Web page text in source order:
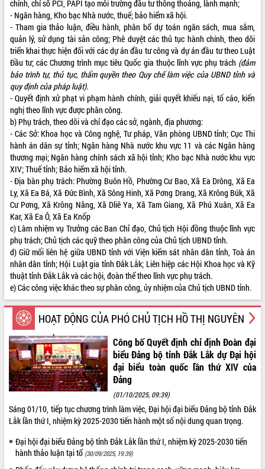
LIÊN KẾT WEB
THỐNG KÊ TRUY CẬP
Hôm nay: 23022
Tất cả:
65999164
chính, chỉ số PCI, PAPI tạo môi trường đầu tư thông thoáng, lành mạnh;
- Ngân hàng, Kho bạc Nhà nước, thuế; bảo hiểm xã hội.
- Tham gia thảo luận, điều hành, phân bổ dự toán ngân sách, mua sắm,
quản lý, sử dụng tài sản công; Phê duyệt các thủ tục hành chính, theo dõi
triển khai thực hiện đối với các dự án đầu tư công và dự án đầu tư theo Luật
Đầu tư; các Chương trình mục tiêu Quốc gia thuộc lĩnh vực phụ trách (đảm
bảo trình tự, thủ tục, thẩm quyền theo Quy chế làm việc của UBND tỉnh và
quy định của pháp luật).
- Quyết định xử phạt vi phạm hành chính, giải quyết khiếu nại, tố cáo, kiến
nghị theo lĩnh vực được phân công.
b) Phụ trách, theo dõi và chỉ đạo các sở, ngành, địa phương:
- Các Sở: Khoa học và Công nghệ, Tư pháp, Văn phòng UBND tỉnh; Cục Thi
hành án dân sự tỉnh; Ngân hàng Nhà nước khu vực 11 và các Ngân hàng
thương mại; Ngân hàng chính sách xã hội tỉnh; Kho bạc Nhà nước khu vực
XIV; Thuế tỉnh; Bảo hiểm xã hội tỉnh.
- Địa bàn phụ trách: Phường Buôn Hồ, Phường Cư Bao, Xã Ea Drông, Xã Ea
Ly, Xã Ea Bá, Xã Đức Bình, Xã Sông Hinh, Xã Pơng Drang, Xã Krông Búk, Xã
Cư Pơng, Xã Krông Năng, Xã Dliê Ya, Xã Tam Giang, Xã Phú Xuân, Xã Ea
Kar, Xã Ea Ô, Xã Ea Knốp
c) Làm nhiệm vụ Trưởng các Ban Chỉ đạo, Chủ tịch Hội đồng thuộc lĩnh vực
phụ trách; Chủ tịch các quỹ theo phân công của Chủ tịch UBND tỉnh.
d) Giữ mối liên hệ giữa UBND tỉnh với Viện kiểm sát nhân dân tỉnh, Toà án
nhân dân tỉnh; Hội Luật gia tỉnh Đắk Lắk; Liên hiệp các Hội Khoa học và Kỹ
thuật tỉnh Đắk Lắk và các hội, đoàn thể theo lĩnh vực phụ trách.
e) Các công việc khác theo sự phân công, ủy nhiệm của Chủ tịch UBND tỉnh.
HOẠT ĐỘNG CỦA PHÓ CHỦ TỊCH HỒ THỊ NGUYÊN
THẢO
Công bố Quyết định chỉ định Đoàn đại
biểu Đảng bộ tỉnh Đắk Lắk dự Đại hội
đại biểu toàn quốc lần thứ XIV của
Đảng
(01/10/2025, 09:39)
Sáng 01/10, tiếp tục chương trình làm việc, Đại hội đại biểu Đảng bộ tỉnh Đắk
Lắk lần thứ I, nhiệm kỳ 2025-2030 tiến hành một số nội dung quan trọng.
Đại hội đại biểu Đảng bộ tỉnh Đắk Lắk lần thứ I, nhiệm kỳ 2025-2030 tiến
hành thảo luận tại tổ (30/09/2025, 19:39)